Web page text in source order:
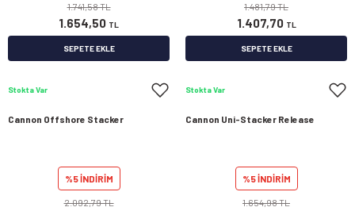
1.654,50 TL
1.741,58 TL
SEPETE EKLE
1.407,70 TL
1.481,79 TL
SEPETE EKLE
Stokta Var
Cannon Offshore Stacker
%5 İNDİRİM
2.092,79 TL
Stokta Var
Cannon Uni-Stacker Release
%5 İNDİRİM
1.654,98 TL